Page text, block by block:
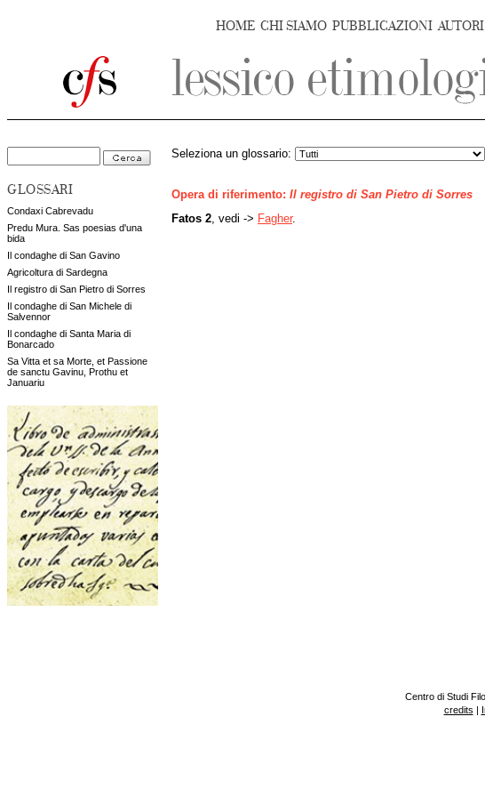
HOME CHI SIAMO PUBBLICAZIONI AUTORI
GLOSSARI
Condaxi Cabrevadu
Predu Mura. Sas poesias d'una
bida
Il condaghe di San Gavino
Agricoltura di Sardegna
Il registro di San Pietro di Sorres
Il condaghe di San Michele di
Salvennor
Il condaghe di Santa Maria di
Bonarcado
Sa Vitta et sa Morte, et Passione
de sanctu Gavinu, Prothu et
Januariu
Seleziona un glossario:
Opera di riferimento: Il registro di San Pietro di Sorres
Fatos 2 , vedi -> Fagher.
Centro di Studi
credits |